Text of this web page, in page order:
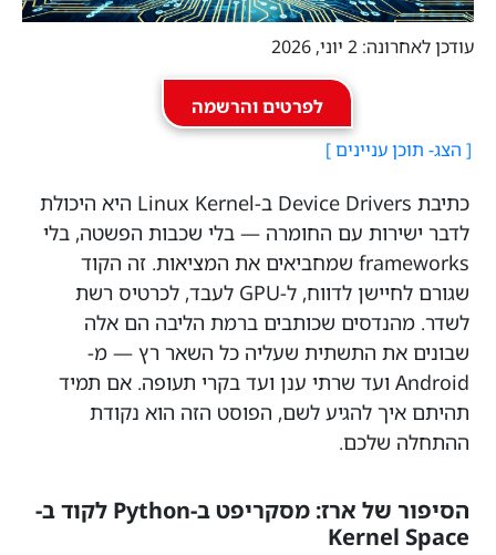
עודכן לאחרונה: 2 יוני, 2026
לפרטים והרשמה
כתיבת Device Drivers ב-Linux Kernel היא היכולת
לדבר ישירות עם החומרה — בלי שכבות הפשטה, בלי
frameworks שמחביאים את המציאות. זה הקוד
שגורם לחיישן לדווח, ל-GPU לעבד, לכרטיס רשת
לשדר. מהנדסים שכותבים ברמת הליבה הם אלה
שבונים את התשתית שעליה כל השאר רץ — מ-
Android ועד שרתי ענן ועד בקרי תעופה. אם תמיד
תהיתם איך להגיע לשם, הפוסט הזה הוא נקודת
ההתחלה שלכם.
הסיפור של ארז: מסקריפט ב-Python לקוד ב-
Kernel Space